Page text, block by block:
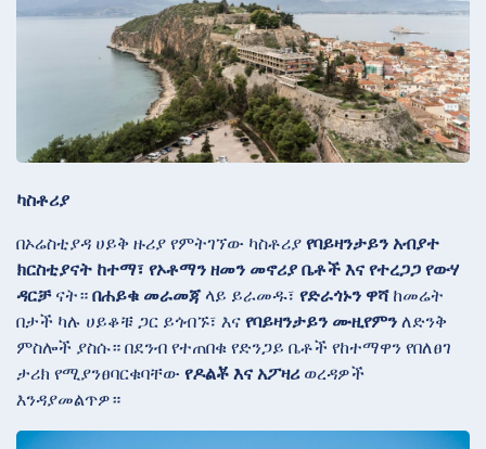
ካስቶሪያ
በኦሬስቲያዳ ሀይቅ ዙሪያ የምትገኘው ካስቶሪያ የባይዛንታይን አብያተ
ክርስቲያናት ከተማ፣ የኦቶማን ዘመን መኖሪያ ቤቶች እና የተረጋጋ የውሃ
ዳርቻናት። በሐይቁ መራመጃላይ ይራመዱ፣ የድራጎኑን ዋሻከመሬት
በታች ካሉ ሀይቆቹ ጋር ይጎብኙ፣ እና የባይዛንታይን ሙዚየምን ለድንቅ
ምስሎች ያስሱ። በደንብ የተጠበቁ የድንጋይ ቤቶች የከተማዋን የበለፀገ
ታሪክ የሚያንፀባርቁባቸው የዶልቾ እና አፖዛሪወረዳዎች
እንዳያመልጥዎ።